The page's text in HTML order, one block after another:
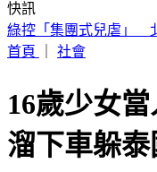
快訊
不甩藍白未來帳戶？賴
首頁
社會
16歲少女
溜下車躲